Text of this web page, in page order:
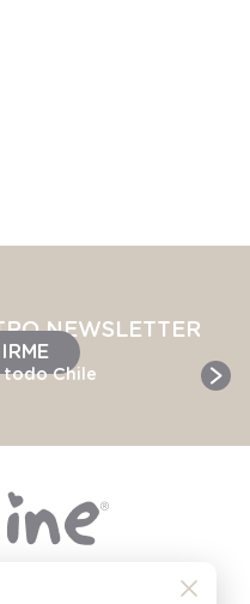
NEWSLETTER
todo Chile